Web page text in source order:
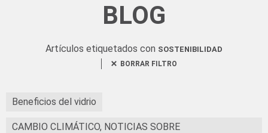
BLOG
Artículos etiquetados con SOSTENIBILIDAD
BORRAR FILTRO
Beneficios del vidrio
CAMBIO CLIMÁTICO, NOTICIAS SOBRE